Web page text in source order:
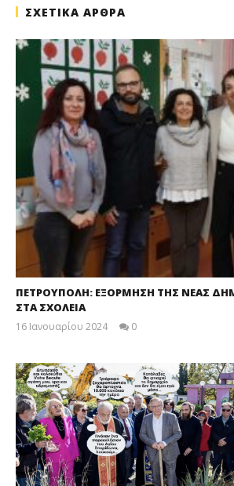
ΣΧΕΤΙΚΑ ΑΡΘΡΑ
ΠΕΤΡΟΥΠΟΛΗ: ΕΞΟΡΜΗΣΗ ΤΗΣ ΝΕΑΣ
ΣΤΑ ΣΧΟΛΕΙΑ
16 Ιανουαρίου 2024
0